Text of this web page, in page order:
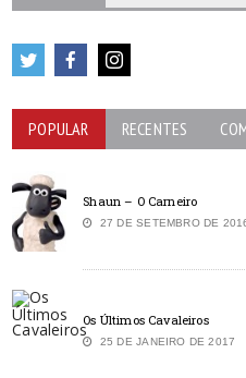
POPULAR RECENTES
Shaun – O Carneiro
27 DE SETEMBRO DE
Os Últimos Cavaleiros
25 DE JANEIRO DE 2017